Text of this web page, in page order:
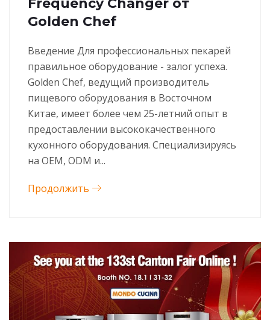
Frequency Changer от
Golden Chef
Введение Для профессиональных пекарей
правильное оборудование - залог успеха.
Golden Chef, ведущий производитель
пищевого оборудования в Восточном
Китае, имеет более чем 25-летний опыт в
предоставлении высококачественного
кухонного оборудования. Специализируясь
на OEM, ODM и...
Продолжить